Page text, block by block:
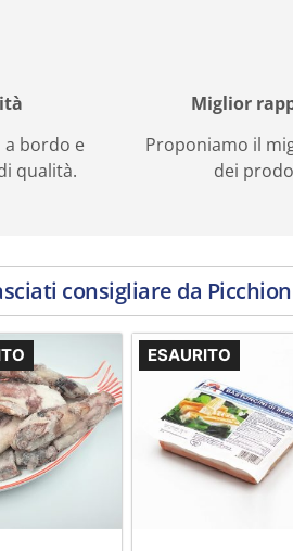
bordo e
qualità.
Miglior
Proponiamo il
dei
consigliare da
ESAURITO